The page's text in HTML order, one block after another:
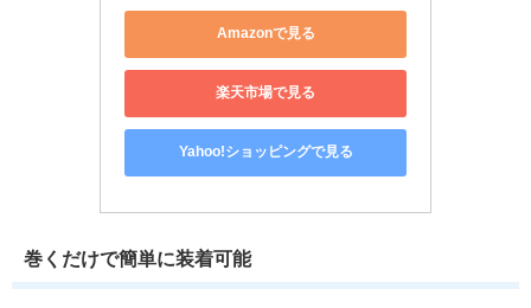
Amazonで見る
楽天市場で見る
Yahoo!ショッピングで見る
巻くだけで簡単に装着可能